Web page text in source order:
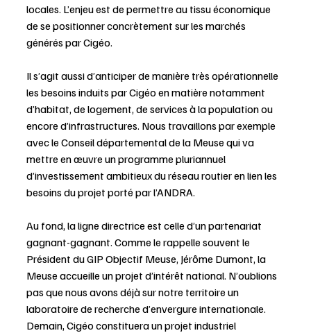
locales. L’enjeu est de permettre au tissu économique
de se positionner concrètement sur les marchés
générés par Cigéo.
Il s’agit aussi d’anticiper de manière très opérationnelle
les besoins induits par Cigéo en matière notamment
d’habitat, de logement, de services à la population ou
encore d’infrastructures. Nous travaillons par exemple
avec le Conseil départemental de la Meuse qui va
mettre en œuvre un programme pluriannuel
d’investissement ambitieux du réseau routier en lien les
besoins du projet porté par l’ANDRA.
Au fond, la ligne directrice est celle d’un partenariat
gagnant-gagnant. Comme le rappelle souvent le
Président du GIP Objectif Meuse, Jérôme Dumont, la
Meuse accueille un projet d’intérêt national. N’oublions
pas que nous avons déjà sur notre territoire un
laboratoire de recherche d’envergure internationale.
Demain, Cigéo constituera un projet industriel